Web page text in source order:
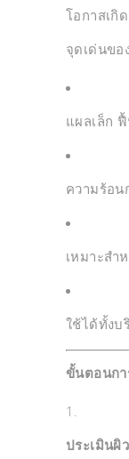
โอกาสเกิ
จุดเด่นขอ
แผลเล็ก
ความร้อน
เหมาะสำ
ใช้ได้ทั้งบ
ขั้นตอนก
ประเมินผิ